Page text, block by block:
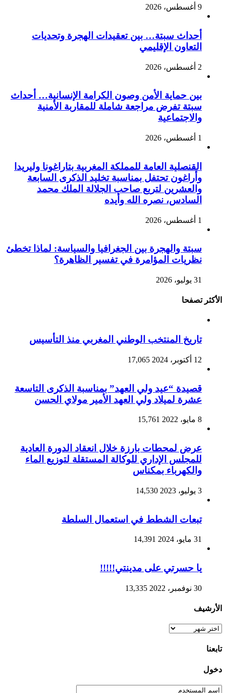
9 أغسطس، 2026
أحداث سبتة… بين تعقيدات الهجرة وتحديات
التعاون الإقليمي
2 أغسطس، 2026
بين حماية الأمن وصون الكرامة الإنسانية… أحداث
سبتة تفرض مراجعة شاملة للمقاربة الأمنية
والاجتماعية
1 أغسطس، 2026
القنصلية العامة للمملكة المغربية بتاراغونا وليريدا
وأراغون تحتفل بمناسبة تخليد الذكرى السابعة
والعشرين لتربع صاحب الجلالة الملك محمد
السادس، نصره الله وأيده
1 أغسطس، 2026
سبتة والهجرة بين الجغرافيا والسياسة: لماذا تخطئ
نظريات المؤامرة في تفسير الظاهرة؟
31 يوليو، 2026
الأكثر تصفحا
تاريخ المنتخب الوطني المغربي منذ التأسيس
12 أكتوبر، 2024 17,065
قصيدة “عيد ولي العهد” بمناسبة الذكرى التاسعة
عشرة لميلاد ولي العهد الأمير مولاي الحسن
8 مايو، 2022 15,761
عرض لمحطات بارزة خلال انعقاد الدورة العادية
للمجلس الإداري للوكالة المستقلة لتوزيع الماء
والكهرباء بمكناس
3 يوليو، 2023 14,530
تبعات الشطط في استعمال السلطة
31 مايو، 2024 14,391
يا حسرتي على مدينتي!!!!!
30 نوفمبر، 2022 13,335
الأرشيف
الأرشيف
تابعنا
دخول